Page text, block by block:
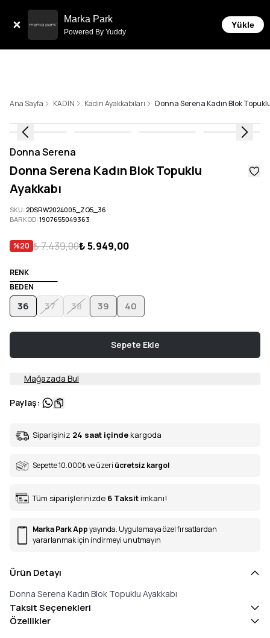
Marka Park
Powered By Yuddy
Yükle
Ana Sayfa KADIN Kadın Ayakkabıları Donna Serena Kadın Blok
Donna Serena
Donna Serena Kadın Blok Topuklu
Ayakkabı
SKU:2DSRW2024005_ZQ5_36
BARKOD:1907655049363
%20 ₺ 7.439,00₺ 5.949,00
RENK
BEDEN
36 37 38 39 40
Sepete Ekle
Mağazada Bul
Paylaş:
Siparişiniz 24 saat içinde kargoda
Sepette 10.000₺ve üzeri ücretsiz kargo!
Tüm siparişlerinizde 6 Taksit imkanı!
Marka Park Appyayında. Uygulamaya özel fırsatlardan
yararlanmak için indirmeyi unutmayın
Ürün Detayı
Donna Serena Kadın Blok Topuklu Ayakkabı
Taksit Seçenekleri
Özellikler